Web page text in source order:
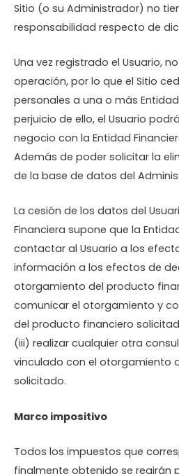
Sitio (o su Administrador) no
responsabilidad respecto de
Una vez registrado el Usuario,
operación, por lo que el Sitio
personales a una o más
perjuicio de ello, el Usuario
negocio con la Entidad
Además de poder solicitar la
de la base de datos del
La cesión de los datos del
Financiera supone que la
contactar al Usuario a los
información a los efectos de
otorgamiento del producto
comunicar el otorgamiento y
del producto financiero
(iii) realizar cualquier otra
vinculado con el otorgamiento
solicitado.
Marco impositivo
Todos los impuestos que
finalmente obtenido se regirán